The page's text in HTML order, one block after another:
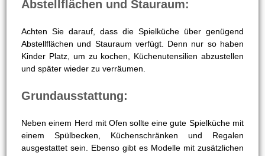
Abstellflächen und Stauraum:
Achten Sie darauf, dass die Spielküche über genügend
Abstellflächen und Stauraum verfügt. Denn nur so haben
Kinder Platz, um zu kochen, Küchenutensilien abzustellen
und später wieder zu verräumen.
Grundausstattung:
Neben einem Herd mit Ofen sollte eine gute Spielküche mit
einem Spülbecken, Küchenschränken und Regalen
ausgestattet sein. Ebenso gibt es Modelle mit zusätzlichen